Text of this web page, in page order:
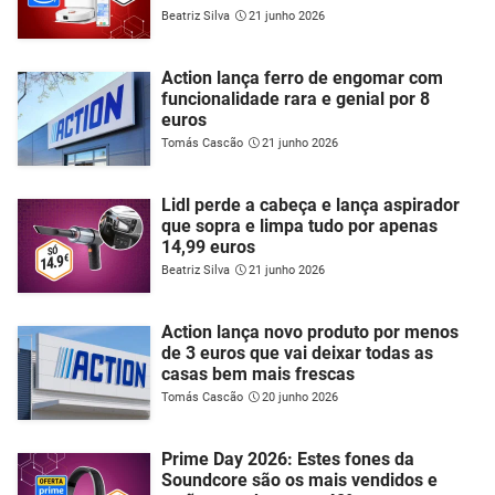
Beatriz Silva 21 junho 2026
Action lança ferro de engomar com
funcionalidade rara e genial por 8
euros
Tomás Cascão 21 junho 2026
Lidl perde a cabeça e lança aspirador
que sopra e limpa tudo por apenas
14,99 euros
Beatriz Silva 21 junho 2026
Action lança novo produto por menos
de 3 euros que vai deixar todas as
casas bem mais frescas
Tomás Cascão 20 junho 2026
Prime Day 2026: Estes fones da
Soundcore são os mais vendidos e